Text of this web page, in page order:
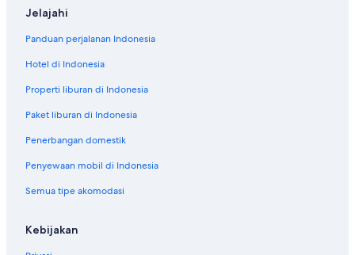
Jelajahi
Panduan perjalanan Indonesia
Hotel di Indonesia
Properti liburan di Indonesia
Paket liburan di Indonesia
Penerbangan domestik
Penyewaan mobil di Indonesia
Semua tipe akomodasi
Kebijakan